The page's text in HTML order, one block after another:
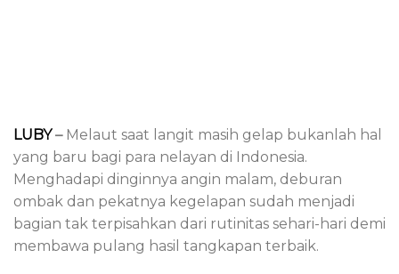
LUBY–Melaut saat langit masih gelap bukanlah hal
yang baru bagi para nelayan di Indonesia.
Menghadapi dinginnya angin malam, deburan
ombak dan pekatnya kegelapan sudah menjadi
bagian tak terpisahkan dari rutinitas sehari-hari demi
membawa pulang hasil tangkapan terbaik.